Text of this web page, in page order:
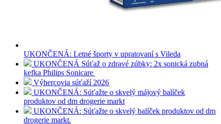
UKONČENÁ: Letné športy v upratovaní s Vileda
UKONČENÁ Súťaž o zdravé zúbky: 2x sonická zubná
kefka Philips Sonicare
Výhercovia súťaží 2026
UKONČENÁ: Súťažte o skvelý májový balíček
produktov od dm drogerie markt
UKONČENÁ: Súťažte o skvelý balíček produktov od dm
drogerie markt.